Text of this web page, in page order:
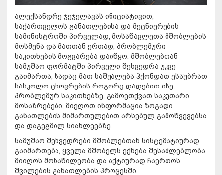
ალექსანდრე ჯეჯელავას ინიციატივით,
საქართველოს განათლებისა და მეცნიერების
სამინისტროში პირველად, მოსაწავლეთა მშობლების
მოსმენა და მათთან ერთად, პრობლემური
საკითხების მოგვარება დაიწყო. მშობლებთან
სამუშაო ფორმატში პირველი შეხვედრა უკვე
გაიმართა, სადაც მათ საშუალება ჰქონდათ ესაუბრათ
სასკოლო ცხოვრების როგორც დადებით ისე,
პრობლემურ საკითხებზე, გამოეთქვათ საკუთარი
მოსაზრებები, მიეღოთ ინფორმაცია ზოგადი
განათლების მიმართულებით არსებულ გამოწვევებსა
და დაგეგმილ სიახლეებზე.
სამუშაო შეხვედრები მშობლებთან სისტემატიურად
გაიმართება, ყველა მშობელს ექნება შესაძლებლობა
მიიღოს მონაწილეობა და აქტიურად ჩაერთოს
შვილების განათლების პროცესში.